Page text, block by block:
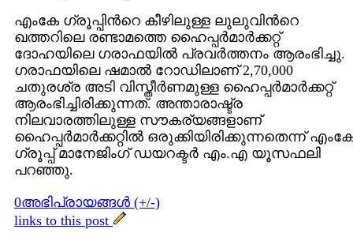
എംകേ ഗ്രൂപ്പിന്‍റെ കീഴിലുള്ള ലുലുവിന്‍റെ
ഖത്തറിലെ രണ്ടാമത്തെ ഹൈപ്പര്‍മാര്‍ക്കറ്റ്
ദോഹയിലെ ഗരാഫയില്‍ പ്രവര്‍ത്തനം ആരംഭിച്ചു.
ഗരാഫയിലെ ഷമാല്‍ റോഡിലാണ് 2,70,000
ചതുരശ്ര അടി വിസ്തീര്‍ണമുള്ള ഹൈപ്പര്‍മാര്‍ക്കറ്റ്
ആരംഭിച്ചിരിക്കുന്നത്. അന്താരാഷ്ട്ര
നിലവാരത്തിലുള്ള സൗകര്യങ്ങളാണ്
ഹൈപ്പര്‍മാര്‍ക്കറ്റില്‍ ഒരുക്കിയിരിക്കുന്നതെന്ന്
ഗ്രൂപ്പ് മാനേജിംഗ് ഡയറക്ടര്‍ എം.എ യൂസഫലി
പറഞ്ഞു.
0അഭിപ്രായങ്ങള്‍ (+/-)
links to this post